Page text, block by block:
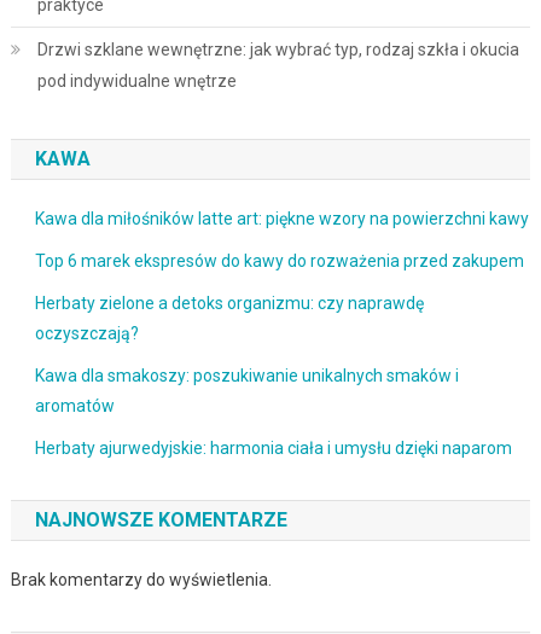
praktyce
Drzwi szklane wewnętrzne: jak wybrać typ, rodzaj szkła i okucia
pod indywidualne wnętrze
KAWA
Kawa dla miłośników latte art: piękne wzory na powierzchni kawy
Top 6 marek ekspresów do kawy do rozważenia przed zakupem
Herbaty zielone a detoks organizmu: czy naprawdę
oczyszczają?
Kawa dla smakoszy: poszukiwanie unikalnych smaków i
aromatów
Herbaty ajurwedyjskie: harmonia ciała i umysłu dzięki naparom
NAJNOWSZE KOMENTARZE
Brak komentarzy do wyświetlenia.